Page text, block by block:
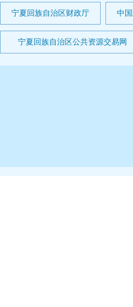
宁夏回族自治区财政厅 中
宁夏回族自治区公共资源交易网